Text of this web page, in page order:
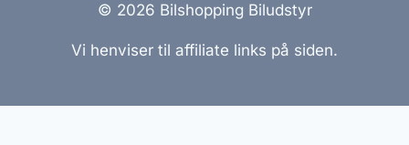
© 2026 Bilshopping Biludstyr
Vi henviser til affiliate links på siden.